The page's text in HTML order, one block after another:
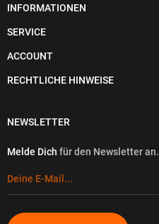
INFORMATIONEN
SERVICE
ACCOUNT
RECHTLICHE HINWEISE
NEWSLETTER
Melde Dich für den Newsletter an.